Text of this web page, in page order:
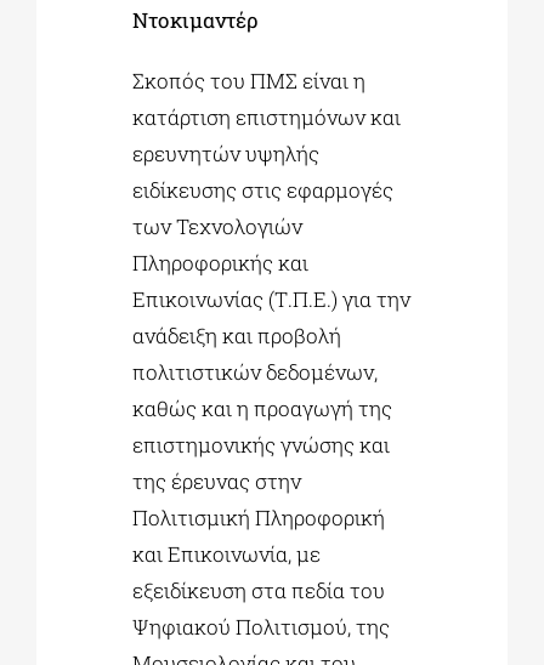
Ντοκιμαντέρ
Σκοπός του ΠΜΣ είναι η
κατάρτιση επιστημόνων και
ερευνητών υψηλής
ειδίκευσης στις εφαρμογές
των Τεχνολογιών
Πληροφορικής και
Επικοινωνίας (Τ.Π.Ε.) για την
ανάδειξη και προβολή
πολιτιστικών δεδομένων,
καθώς και η προαγωγή της
επιστημονικής γνώσης και
της έρευνας στην
Πολιτισμική Πληροφορική
και Επικοινωνία, με
εξειδίκευση στα πεδία του
Ψηφιακού Πολιτισμού, της